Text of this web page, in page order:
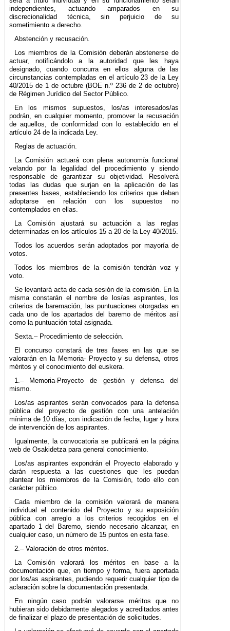
independientes, actuando amparados en su
discrecionalidad técnica, sin perjuicio de su
sometimiento a derecho.
Abstención y recusación.
Los miembros de la Comisión deberán abstenerse de
actuar, notificándolo a la autoridad que les haya
designado, cuando concurra en ellos alguna de las
circunstancias contempladas en el artículo 23 de la Ley
40/2015 de 1 de octubre (BOE n.º 236 de 2 de octubre)
de Régimen Jurídico del Sector Público.
En los mismos supuestos, los/as interesados/as
podrán, en cualquier momento, promover la recusación
de aquellos, de conformidad con lo establecido en el
artículo 24 de la indicada Ley.
Reglas de actuación.
La Comisión actuará con plena autonomía funcional
velando por la legalidad del procedimiento y siendo
responsable de garantizar su objetividad. Resolverá
todas las dudas que surjan en la aplicación de las
presentes bases, estableciendo los criterios que deban
adoptarse en relación con los supuestos no
contemplados en ellas.
La Comisión ajustará su actuación a las reglas
determinadas en los artículos 15 a 20 de la Ley 40/2015.
Todos los acuerdos serán adoptados por mayoría de
votos.
Todos los miembros de la comisión tendrán voz y
voto.
Se levantará acta de cada sesión de la comisión. En la
misma constarán el nombre de los/as aspirantes, los
criterios de baremación, las puntuaciones otorgadas en
cada uno de los apartados del baremo de méritos así
como la puntuación total asignada.
Sexta.– Procedimiento de selección.
El concurso constará de tres fases en las que se
valorarán en la Memoria- Proyecto y su defensa, otros
méritos y el conocimiento del euskera.
1.– Memoria-Proyecto de gestión y defensa del
mismo.
Los/as aspirantes serán convocados para la defensa
pública del proyecto de gestión con una antelación
mínima de 10 días, con indicación de fecha, lugar y hora
de intervención de los aspirantes.
Igualmente, la convocatoria se publicará en la página
web de Osakidetza para general conocimiento.
Los/as aspirantes expondrán el Proyecto elaborado y
darán respuesta a las cuestiones que les puedan
plantear los miembros de la Comisión, todo ello con
carácter público.
Cada miembro de la comisión valorará de manera
individual el contenido del Proyecto y su exposición
pública con arreglo a los criterios recogidos en el
apartado 1 del Baremo, siendo necesario alcanzar, en
cualquier caso, un número de 15 puntos en esta fase.
2.– Valoración de otros méritos.
La Comisión valorará los méritos en base a la
documentación que, en tiempo y forma, fuera aportada
por los/as aspirantes, pudiendo requerir cualquier tipo de
aclaración sobre la documentación presentada.
En ningún caso podrán valorarse méritos que no
hubieran sido debidamente alegados y acreditados antes
de finalizar el plazo de presentación de solicitudes.